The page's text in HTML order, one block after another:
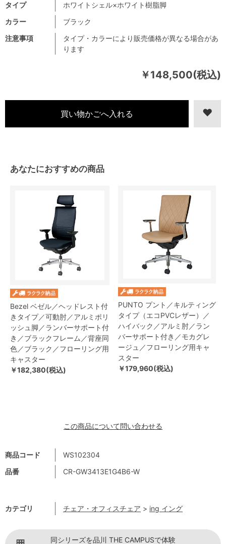
￥148,500(税込)
商品コード
WS102304
品番
CR-GW3413E1G4B6-W
カテゴリ チェア・オフィスチェア > ing イング
注意事項
タイプ・カラーにより販売価格が異なる場合があ
ります
タイプ
ホワイトシェル×ホワイト樹脂脚
カラー
ブラック
あなたにおすすめの商品
Bezel ベゼル／ヘッドレスト付
きタイプ／可動肘／アルミポリ
ッシュ脚／ランバーサポート付
き／ブラックフレーム／背座同
色／ブラック／フローリング用
キャスター
￥182,380(税込)
PUNTO プント／キルティング
タイプ（エコPVCレザー）／
ハイバック／アルミ肘／ラン
バーサポート付き／モカグレ
ージュ／フローリング用キャ
スター
￥179,960(税込)
この商品について問い合わせる
同シリーズを品川 THE CAMPUSで体験